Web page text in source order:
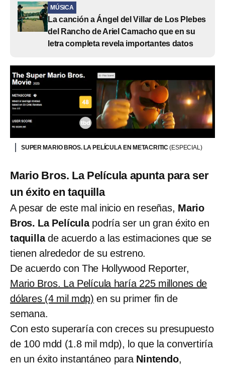
MÚSICA
La canción a Ángel del Villar de Los Plebes
del Rancho de Ariel Camacho que en su
letra completa revela importantes datos
SUPER MARIO BROS. LA PELÍCULA EN METACRITIC(ESPECIAL)
Mario Bros. La Película apunta para ser
un éxito en taquilla
A pesar de este mal inicio en reseñas, Mario
Bros. La Películapodría ser un gran éxito en
taquillade acuerdo a las estimaciones que se
tienen alrededor de su estreno.
De acuerdo con The Hollywood Reporter,
Mario Bros. La Película haría 225 millones de
dólares (4 mil mdp) en su primer fin de
semana.
Con esto superaría con creces su presupuesto
de 100 mdd (1.8 mil mdp), lo que la convertiría
en un éxito instantáneo para Nintendo,